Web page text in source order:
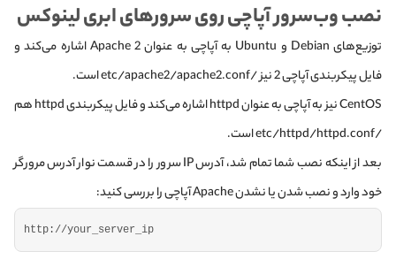
نصب وب‌سرور آپاچی روی سرورهای ابری لینوکس
توزیع‌های Debian و Ubuntu به آپاچی به عنوان Apache 2 اشاره می‌کند و
فایل پیکربندی آپاچی 2 نیز /etc/apache2/apache2.conf است.
CentOS نیز به آپاچی به عنوان httpd اشاره می‌کند و فایل پیکربندی httpd هم
/etc/httpd/httpd.conf است.
بعد از اینکه نصب شما تمام شد، آدرس IP سرور را در قسمت نوار آدرس مرورگر
خود وارد و نصب شدن یا نشدن Apache آپاچی را بررسی کنید:
http: //your_server_ip